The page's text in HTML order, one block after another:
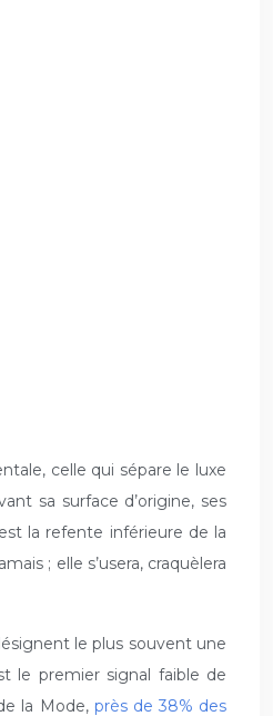
celle qui sépare le luxe
sa surface d’origine, ses
la refente inférieure de la
; elle s’usera, craquèlera
le plus souvent une
le premier signal faible de
la Mode, près de 38% des